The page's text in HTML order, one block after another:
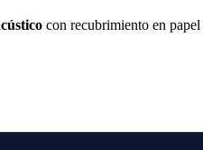
con recubrimiento en